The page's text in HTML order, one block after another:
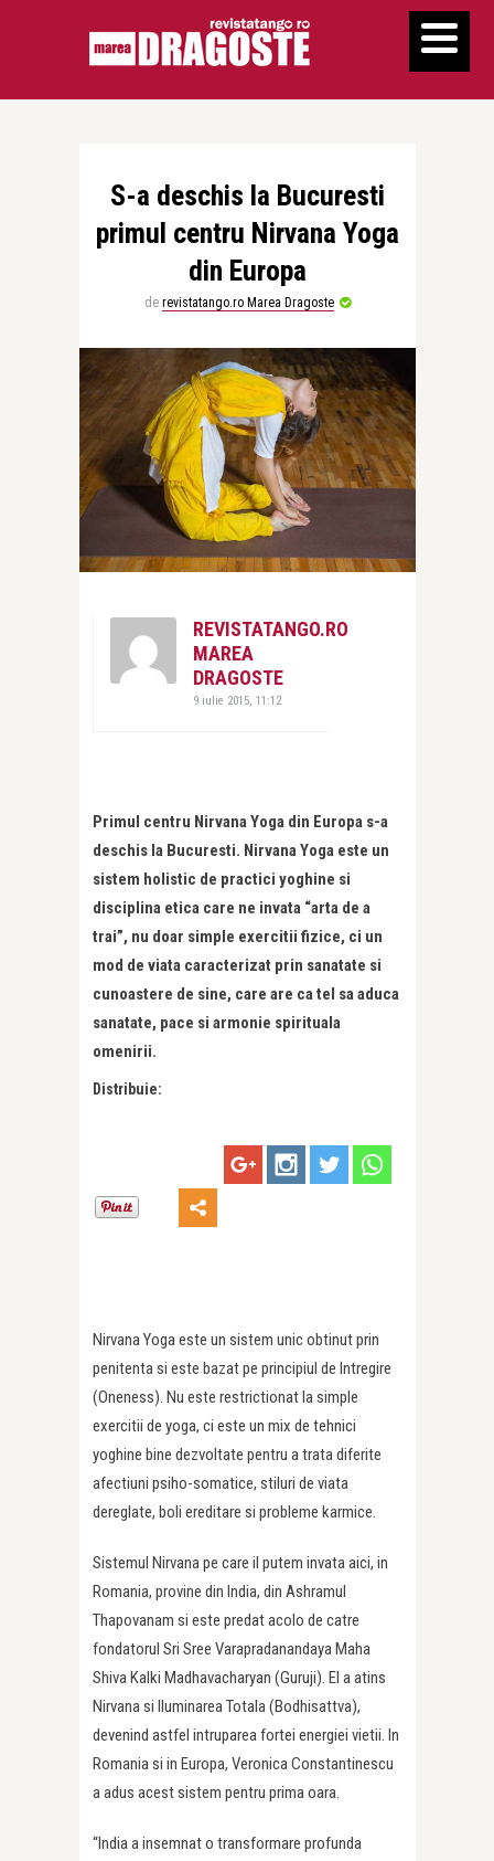
S-a deschis la Bucuresti
primul centru Nirvana Yoga
din Europa
de revistatango.ro Marea Dragoste
REVISTATANGO.RO
MAREA
DRAGOSTE
9 iulie 2015, 11:12
Primul centru Nirvana Yoga din Europa s-a
deschis la Bucuresti. Nirvana Yoga este un
sistem holistic de practici yoghine si
disciplina etica care ne invata “arta de a
trai”, nu doar simple exercitii fizice, ci un
mod de viata caracterizat prin sanatate si
cunoastere de sine, care are ca tel sa aduca
sanatate, pace si armonie spirituala
omenirii.
Distribuie:
Nirvana Yoga este un sistem unic obtinut prin
penitenta si este bazat pe principiul de Intregire
(Oneness). Nu este restrictionat la simple
exercitii de yoga, ci este un mix de tehnici
yoghine bine dezvoltate pentru a trata diferite
afectiuni psiho-somatice, stiluri de viata
dereglate, boli ereditare si probleme karmice.
Sistemul Nirvana pe care il putem invata aici, in
Romania, provine din India, din Ashramul
Thapovanam si este predat acolo de catre
fondatorul Sri Sree Varapradanandaya Maha
Shiva Kalki Madhavacharyan (Guruji). El a atins
Nirvana si Iluminarea Totala (Bodhisattva),
devenind astfel intruparea fortei energiei vietii. In
Romania si in Europa, Veronica Constantinescu
a adus acest sistem pentru prima oara.
“India a insemnat o transformare profunda